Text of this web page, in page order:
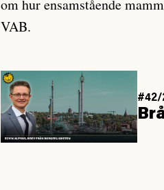
om hur ensamstående
VAB.
#42/